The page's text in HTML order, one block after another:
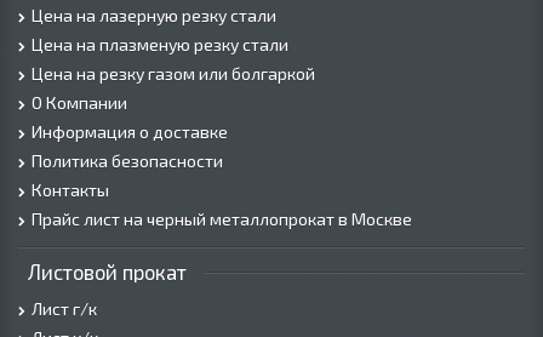
Цена на лазерную резку стали
Цена на плазменую резку стали
Цена на резку газом или болгаркой
О Компании
Информация о доставке
Политика безопасности
Контакты
Прайс лист на черный металлопрокат в Москве
Листовой прокат
Лист г/к